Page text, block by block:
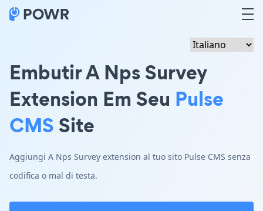
Embutir A Nps Survey
Extension Em Seu Pulse
CMSSite
Aggiungi A Nps Survey extension al tuo sito Pulse CMS senza
codifica o mal di testa.